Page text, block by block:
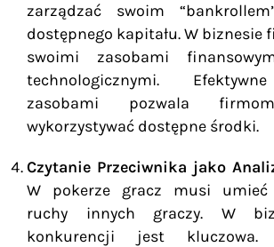
zarządzać swoim
dostępnego kapitału. W biznesie
swoimi zasobami
technologicznymi.
zasobami pozwala
wykorzystywać dostępne środki.
Czytanie Przeciwnika jako
W pokerze gracz musi umieć
ruchy innych graczy. W
konkurencji jest kluczowa.